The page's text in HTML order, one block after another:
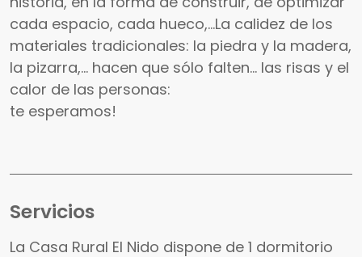
cada espacio, cada hueco,...La calidez de los
materiales tradicionales: la piedra y la madera,
la pizarra,... hacen que sólo falten... las risas y el
calor de las personas:
te esperamos!
Servicios
La Casa Rural El Nido dispone de 1 dormitorio